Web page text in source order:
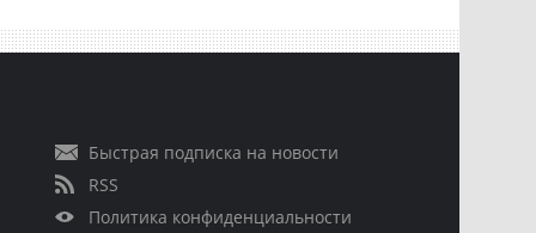
Быстрая подписка на новости
RSS
Политика конфиденциальности